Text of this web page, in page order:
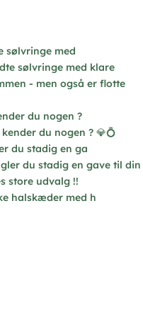
på
varesiden
sølvringe med
du nogen ?
du stadig en ga
halskæder med h